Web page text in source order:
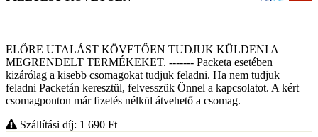
ELŐRE UTALÁST KÖVETŐEN TUDJUK KÜLDENI A
MEGRENDELT TERMÉKEKET. ------- Packeta esetében
kizárólag a kisebb csomagokat tudjuk feladni. Ha nem tudjuk
feladni Packetán keresztül, felvesszük Önnel a kapcsolatot. A kért
csomagponton már fizetés nélkül átvehető a csomag.
Szállítási díj: 1 690 Ft